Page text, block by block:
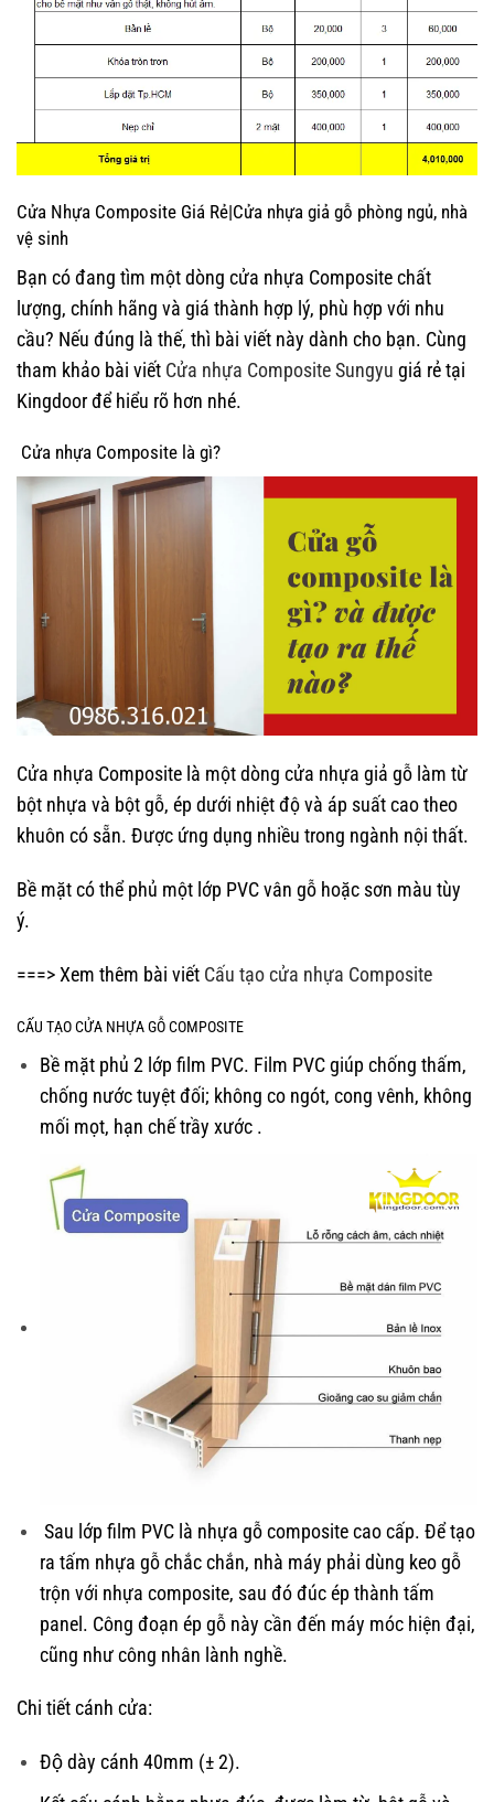
Cửa Nhựa Composite Giá Rẻ|Cửa nhựa giả gỗ phòng ngủ, nhà
vệ sinh
Bạn có đang tìm một dòng cửa nhựa Composite chất
lượng, chính hãng và giá thành hợp lý, phù hợp với nhu
cầu? Nếu đúng là thế, thì bài viết này dành cho bạn. Cùng
tham khảo bài viết Cửa nhựa Composite Sungyu giá rẻ tại
Kingdoor để hiểu rõ hơn nhé.
Cửa nhựa Composite là gì?
Cửa nhựa Composite là một dòng cửa nhựa giả gỗ làm từ
bột nhựa và bột gỗ, ép dưới nhiệt độ và áp suất cao theo
khuôn có sẵn. Được ứng dụng nhiều trong ngành nội thất.
Bề mặt có thể phủ một lớp PVC vân gỗ hoặc sơn màu tùy
ý.
===> Xem thêm bài viết Cấu tạo cửa nhựa Composite
CẤU TẠO CỬA NHỰA GỖCOMPOSITE
Bề mặt phủ 2 lớp film PVC. Film PVC giúp chống thấm,
chống nước tuyệt đối; không co ngót, cong vênh, không
mối mọt, hạn chế trầy xước .
Sau lớp film PVC là nhựa gỗ composite cao cấp. Để tạo
ra tấm nhựa gỗ chắc chắn, nhà máy phải dùng keo gỗ
trộn với nhựa composite, sau đó đúc ép thành tấm
panel. Công đoạn ép gỗ này cần đến máy móc hiện đại,
cũng như công nhân lành nghề.
Chi tiết cánh cửa:
Độ dày cánh 40mm (± 2).